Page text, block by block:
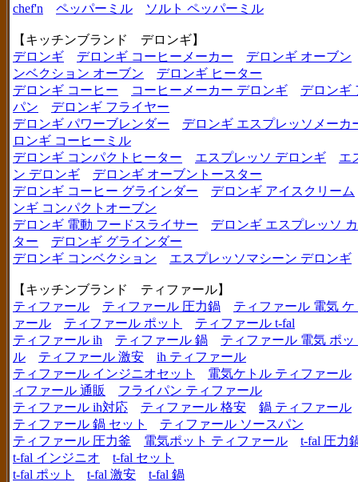
chef'n
ペッパーミル ソルト ペッパーミル
【キッチンブランド デロンギ】
デロンギ
デロンギ コーヒーメーカー
デロンギ オーブン
ンベクション オーブン
デロンギ ヒーター
デロンギ コーヒー
コーヒーメーカー デロンギ
デロンギ
パン
デロンギ フライヤー
デロンギ パワーブレンダー
デロンギ エスプレッソメーカ
ロンギ コーヒーミル
デロンギ コンパクトヒーター
エスプレッソ デロンギ
エ
ン デロンギ
デロンギ オーブントースター
デロンギ コーヒー グラインダー
デロンギ アイスクリーム
ンギ コンパクトオーブン
デロンギ 電動 フードスライサー
デロンギ エスプレッソ
ター
デロンギ グラインダー
デロンギ コンベクション
エスプレッソマシーン デロンギ
【キッチンブランド ティファール】
ティファール
ティファール 圧力鍋
ティファール 電気 ケ
ァール
ティファール ポット
ティファール t-fal
ティファール ih
ティファール 鍋
ティファール 電気 ポッ
ル
ティファール 激安
ih ティファール
ティファール インジニオセット
電気ケトル ティファール
ィファール 通販
フライパン ティファール
ティファール ih対応
ティファール 格安
鍋 ティファール
ティファール 鍋 セット
ティファール ソースパン
ティファール 圧力釜
電気ポット ティファール
t-fal 圧力
t-fal インジニオ
t-fal セット
t-fal ポット
t-fal 激安 t-fal 鍋